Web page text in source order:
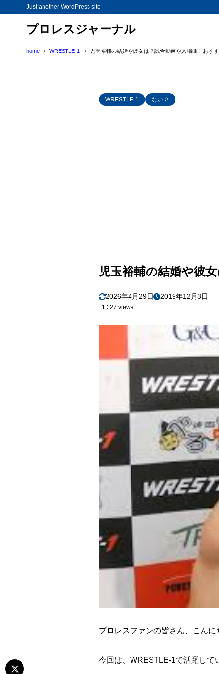
Just another WordPress site
プロレスジャーナル
home WRESTLE-1 児玉裕輔の結婚や彼女は？試合動画や入場曲！おす
WRESTLE-1 ない２
児玉裕輔の結婚や彼
2026年4月29日 2019年12月3日
1,327 views
プロレスファンの皆さん、こんに
今回は、WRESTLE-1で活躍して